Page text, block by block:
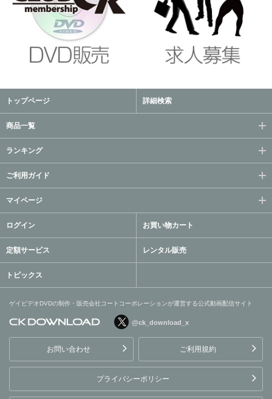
トップページ 詳細検索
商品一覧
ランキング
ご利用ガイド
マイページ
ログイン お買い物カート
定額サービス レンタル販売
トピックス
ゲイビデオDVDの制作・販売会社コートコーポレーションが運営する公式動画配信サイト
ョンが運営する公式動画配
信サイト
@ck_download_x
お問い合わせ ご利用規約
プライバシーポリシー